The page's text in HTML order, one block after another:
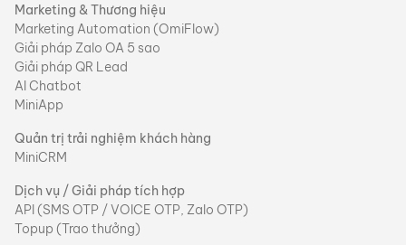
Marketing & Thương hiệu
Marketing Automation (OmiFlow)
Giải pháp Zalo OA 5 sao
Giải pháp QR Lead
AI Chatbot
MiniApp
Quản trị trải nghiệm khách hàng
MiniCRM
Dịch vụ / Giải pháp tích hợp
API (SMS OTP / VOICE OTP, Zalo OTP)
Topup (Trao thưởng)